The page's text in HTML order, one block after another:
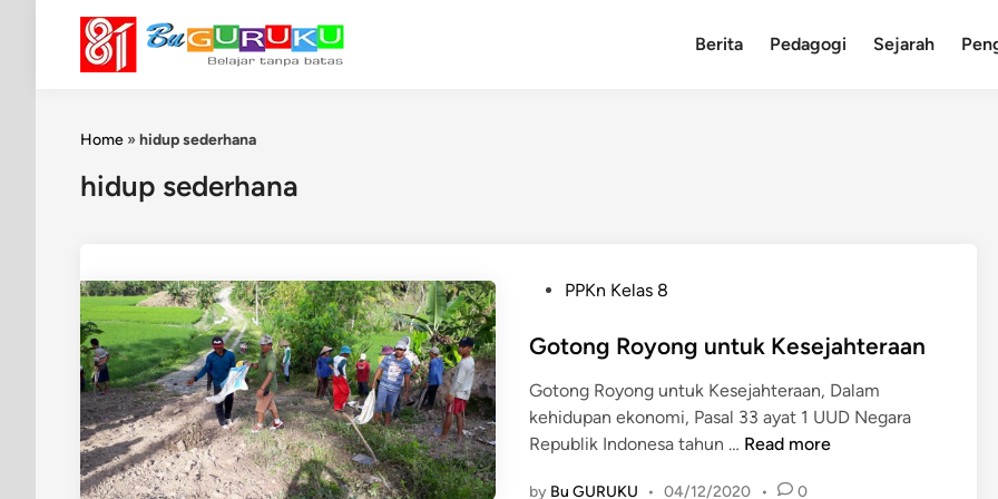
content
Berita Pedagogi Sejarah
Home » hidup sederhana
hidup sederhana
s
e
d
i
PPKn Kelas 8
Gotong Royong untuk Kesejahteraan
Gotong Royong untuk Kesejahteraan, Dalam
kehidupan ekonomi, Pasal 33 ayat 1 UUD Negara
Republik Indonesa tahun … G
Read more
by Bu GURUKU • 04/12/2020 • 0